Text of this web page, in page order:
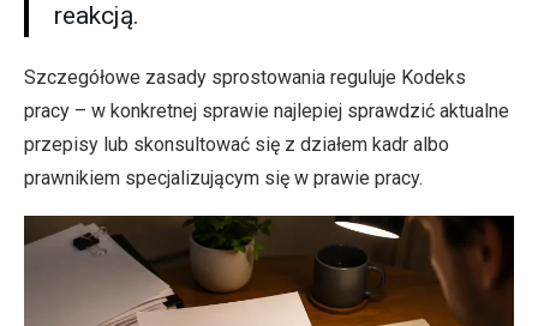
reakcją.
Szczegółowe zasady sprostowania reguluje Kodeks
pracy – w konkretnej sprawie najlepiej sprawdzić aktualne
przepisy lub skonsultować się z działem kadr albo
prawnikiem specjalizującym się w prawie pracy.